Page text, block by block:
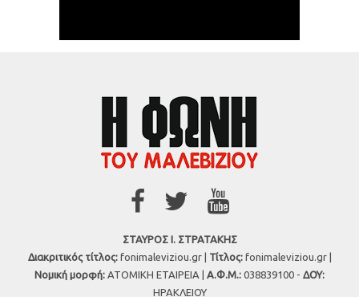
ΣΤΑΥΡΟΣ Ι. ΣΤΡΑΤΑΚΗΣ
Διακριτικός τίτλος:fonimaleviziou.gr | Τίτλος:fonimaleviziou.gr |
Νομική μορφή: ΑΤΟΜΙΚΗ ΕΤΑΙΡΕΙΑ | Α.Φ.Μ.: 038839100 - ΔΟΥ:
ΗΡΑΚΛΕΙΟΥ